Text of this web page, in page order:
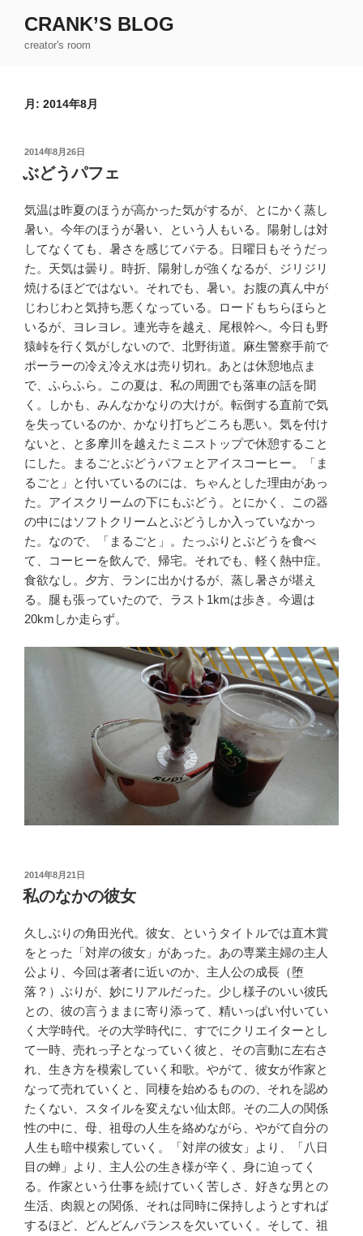
CRANK’S BLOG
creator's room
月: 2014年8月
投
稿
日:
2014年8月26日
ぶどうパフェ
気温は昨夏のほうが高かった気がするが、とにかく蒸し
暑い。今年のほうが暑い、という人もいる。陽射しは対
してなくても、暑さを感じてバテる。日曜日もそうだっ
た。天気は曇り。時折、陽射しが強くなるが、ジリジリ
焼けるほどではない。それでも、暑い。お腹の真ん中が
じわじわと気持ち悪くなっている。ロードもちらほらと
いるが、ヨレヨレ。連光寺を越え、尾根幹へ。今日も野
猿峠を行く気がしないので、北野街道。麻生警察手前で
ポーラーの冷え冷え水は売り切れ。あとは休憩地点ま
で、ふらふら。この夏は、私の周囲でも落車の話を聞
く。しかも、みんなかなりの大けが。転倒する直前で気
を失っているのか、かなり打ちどころも悪い。気を付け
ないと、と多摩川を越えたミニストップで休憩すること
にした。まるごとぶどうパフェとアイスコーヒー。「ま
るごと」と付いているのには、ちゃんとした理由があっ
た。アイスクリームの下にもぶどう。とにかく、この器
の中にはソフトクリームとぶどうしか入っていなかっ
た。なので、「まるごと」。たっぷりとぶどうを食べ
て、コーヒーを飲んで、帰宅。それでも、軽く熱中症。
食欲なし。夕方、ランに出かけるが、蒸し暑さが堪え
る。腿も張っていたので、ラスト1kmは歩き。今週は
20kmしか走らず。
投
稿
日:
2014年8月21日
私のなかの彼女
久しぶりの角田光代。彼女、というタイトルでは直木賞
をとった「対岸の彼女」があった。あの専業主婦の主人
公より、今回は著者に近いのか、主人公の成長（堕
落？）ぶりが、妙にリアルだった。少し様子のいい彼氏
との、彼の言うままに寄り添って、精いっぱい付いてい
く大学時代。その大学時代に、すでにクリエイターとし
て一時、売れっ子となっていく彼と、その言動に左右さ
れ、生き方を模索していく和歌。やがて、彼女が作家と
なって売れていくと、同棲を始めるものの、それを認め
たくない、スタイルを変えない仙太郎。その二人の関係
性の中に、母、祖母の人生を絡めながら、やがて自分の
人生も暗中模索していく。「対岸の彼女」より、「八日
目の蝉」より、主人公の生き様が辛く、身に迫ってく
る。作家という仕事を続けていく苦しさ、好きな男との
生活、肉親との関係、それは同時に保持しようとすれば
するほど、どんどんバランスを欠いていく。そして、祖